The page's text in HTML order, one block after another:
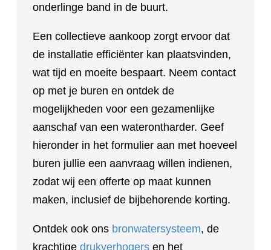
onderlinge band in de buurt.
Een collectieve aankoop zorgt ervoor dat
de installatie efficiënter kan plaatsvinden,
wat tijd en moeite bespaart. Neem contact
op met je buren en ontdek de
mogelijkheden voor een gezamenlijke
aanschaf van een waterontharder. Geef
hieronder in het formulier aan met hoeveel
buren jullie een aanvraag willen indienen,
zodat wij een offerte op maat kunnen
maken, inclusief de bijbehorende korting.
Ontdek ook ons bronwatersysteem, de
krachtige drukverhogers en het